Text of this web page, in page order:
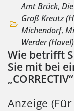
Amt Brück,
Groß Kreutz
Michendorf,
Werder (Havel)
Wie betrifft
Sie mit bei
„CORRECTIV“
Anzeige